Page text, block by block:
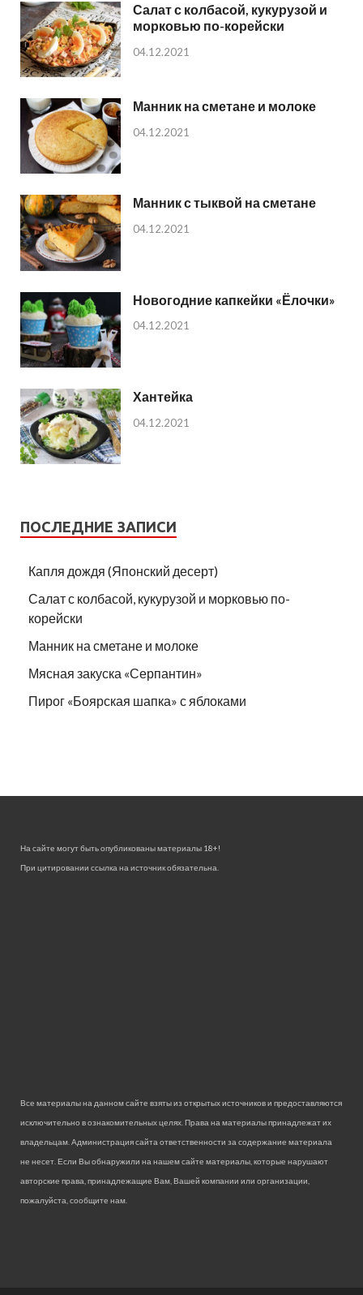
Салат с колбасой, кукурузой и
морковью по-корейски
04.12.2021
Манник на сметане и молоке
04.12.2021
Манник с тыквой на сметане
04.12.2021
Новогодние капкейки «Ёлочки»
04.12.2021
Хантейка
04.12.2021
ПОСЛЕДНИЕ ЗАПИСИ
Капля дождя (Японский десерт)
Салат с колбасой, кукурузой и морковью по-
корейски
Манник на сметане и молоке
Мясная закуска «Серпантин»
Пирог «Боярская шапка» с яблоками
На сайте могут быть опубликованы материалы 18+!
При цитировании ссылка на источник обязательна.
Все материалы на данном сайте взяты из открытых источников и предоставляются
исключительно в ознакомительных целях. Права на материалы принадлежат их
владельцам. Администрация сайта ответственности за содержание материала
не несет. Если Вы обнаружили на нашем сайте материалы, которые нарушают
авторские права, принадлежащие Вам, Вашей компании или организации,
пожалуйста, сообщите нам.